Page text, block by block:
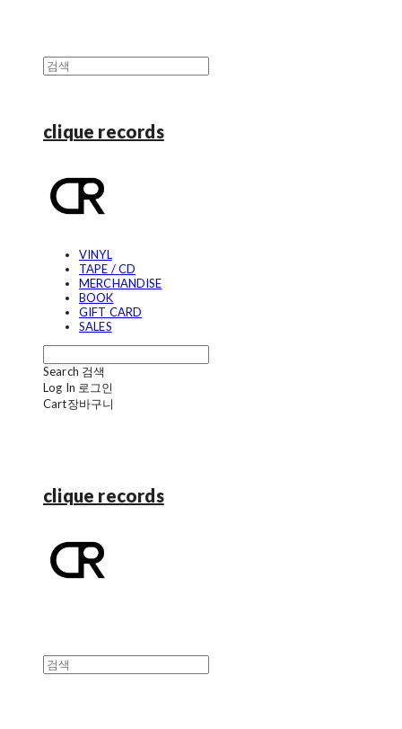
clique records
VINYL
TAPE / CD
MERCHANDISE
BOOK
GIFT CARD
SALES
Search 검색
Log In 로그인
Cart장바구니
clique records